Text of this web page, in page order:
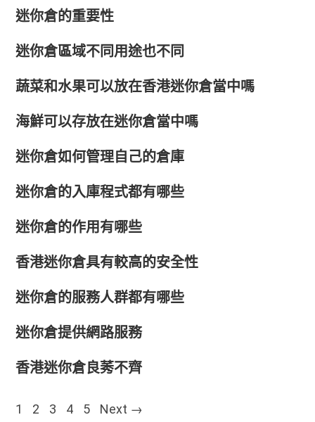
迷你倉的重要性
迷你倉區域不同用途也不同
蔬菜和水果可以放在香港迷你倉當中嗎
海鮮可以存放在迷你倉當中嗎
迷你倉如何管理自己的倉庫
迷你倉的入庫程式都有哪些
迷你倉的作用有哪些
香港迷你倉具有較高的安全性
迷你倉的服務人群都有哪些
迷你倉提供網路服務
香港迷你倉良莠不齊
Posts navigation
1 2 3 4 5 Next →